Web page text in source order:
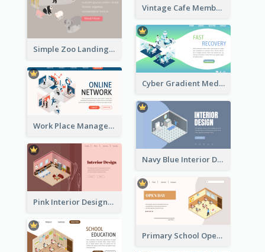
Simple Zoo Landing Page For More Details
Vintage Cafe Membership Registration Page With Isometric Graphics
Cyber Gradient Medical Appointment Banner With Isometric Diagram
Work Place Management Workshop Landing Page
Navy Blue Interior Designer Website With Isometric Diagram
Pink Interior Designer Landing Page With Isometric Graphics
Primary School Opening Day With Isometric Diagram